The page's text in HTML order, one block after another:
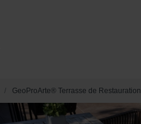
/ GeoProArte® Terrasse de Restauration